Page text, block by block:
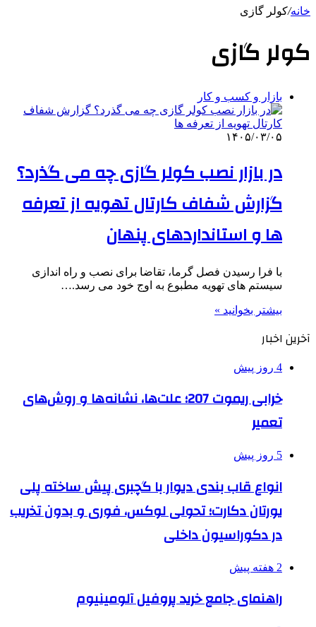
خانه/کولر گازی
کولر گازی
بازار و کسب و کار
۱۴۰۵/۰۳/۰۵
در بازار نصب کولر گازی چه می گذرد؟
گزارش شفاف کارتال تهویه از تعرفه
ها و استانداردهای پنهان
با فرا رسیدن فصل گرما، تقاضا برای نصب و راه اندازی
سیستم های تهویه مطبوع به اوج خود می رسد.…
بیشتر بخوانید »
آخرین اخبار
4 روز پیش
خرابی ریموت 207؛ علت‌ها، نشانه‌ها و روش‌های
تعمیر
5 روز پیش
انواع قاب بندی دیوار با گچبری پیش ساخته پلی
یورتان دکارت؛ تحولی لوکس، فوری و بدون تخریب
در دکوراسیون داخلی
2 هفته پیش
راهنمای جامع خرید پروفیل آلومینیوم